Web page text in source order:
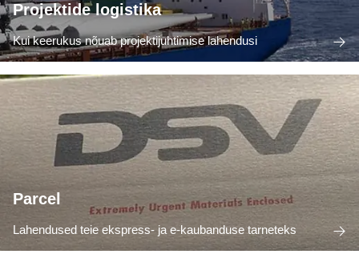
Projektide logistika
Kui keerukus nõuab projektijuhtimise lahendusi
Parcel
Lahendused teie ekspress- ja e-kaubanduse tarneteks